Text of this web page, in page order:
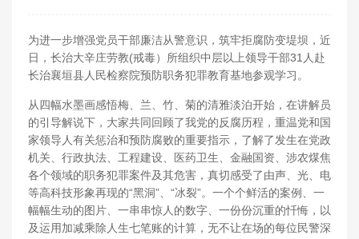
为进一步增强党员干部廉洁从警意识，筑牢拒腐防变堤坝，近
日，长治大辛庄劳教(戒毒）所组织中层以上领导干部31人赴
长治襄垣县人民检察院预防职务犯罪教育基地参观学习。
从四幅水墨画感悟梅、兰、竹、菊的清雅淡泊开始，在讲解员
的引导解说下，大家共同回顾了我党的反腐历程，重温党和国
家领导人有关惩治和预防腐败的重要指示，了解了发生在党政
机关、行政执法、工程建设、医药卫生、金融国资、涉农煤焦
各个领域的职务犯罪案件及其危害，真切感受了由声、光、电
等高科技形象再现的“黑洞”、“冰裂”。一个个鲜活的案例、一
幅幅生动的图片、一串串惊人的数字、一份份沉重的忏悔，以
及运用加减乘除人生七笔账的计算，无不让在场的每位民警深